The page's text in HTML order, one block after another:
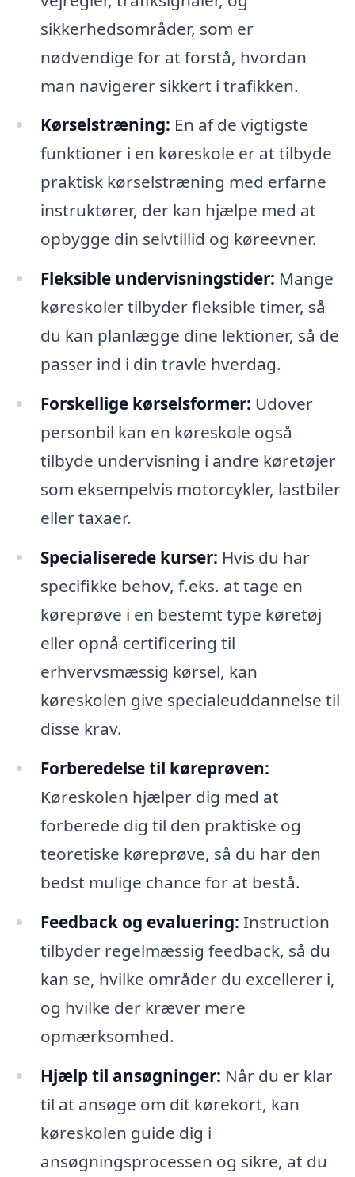
sikkerhedsområder, som er
nødvendige for at forstå, hvordan
man navigerer sikkert i trafikken.
Kørselstræning: En af de vigtigste
funktioner i en køreskole er at tilbyde
praktisk kørselstræning med erfarne
instruktører, der kan hjælpe med at
opbygge din selvtillid og køreevner.
Fleksible undervisningstider: Mange
køreskoler tilbyder fleksible timer, så
du kan planlægge dine lektioner, så de
passer ind i din travle hverdag.
Forskellige kørselsformer: Udover
personbil kan en køreskole også
tilbyde undervisning i andre køretøjer
som eksempelvis motorcykler, lastbiler
eller taxaer.
Specialiserede kurser: Hvis du har
specifikke behov, f.eks. at tage en
køreprøve i en bestemt type køretøj
eller opnå certificering til
erhvervsmæssig kørsel, kan
køreskolen give specialeuddannelse til
disse krav.
Forberedelse til køreprøven:
Køreskolen hjælper dig med at
forberede dig til den praktiske og
teoretiske køreprøve, så du har den
bedst mulige chance for at bestå.
Feedback og evaluering: Instruction
tilbyder regelmæssig feedback, så du
kan se, hvilke områder du excellerer i,
og hvilke der kræver mere
opmærksomhed.
Hjælp til ansøgninger: Når du er klar
til at ansøge om dit kørekort, kan
køreskolen guide dig i
ansøgningsprocessen og sikre, at du